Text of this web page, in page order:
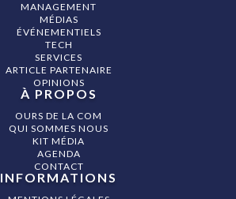
MANAGEMENT
MÉDIAS
ÉVÉNEMENTIELS
TECH
SERVICES
ARTICLE PARTENAIRE
OPINIONS
À PROPOS
OURS DE LA COM
QUI SOMMES NOUS
KIT MÉDIA
AGENDA
CONTACT
INFORMATIONS